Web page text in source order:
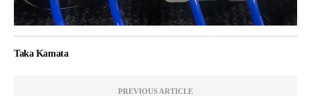
Taka Kamata
PREVIOUS ARTICLE